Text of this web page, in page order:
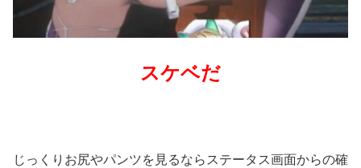
スケベだ
じっくりお尻やパンツを見るならステータス画面からの確